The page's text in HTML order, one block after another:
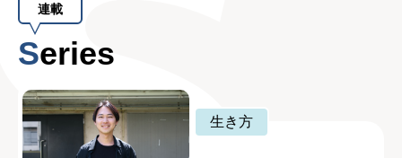
連載
Series
生き方